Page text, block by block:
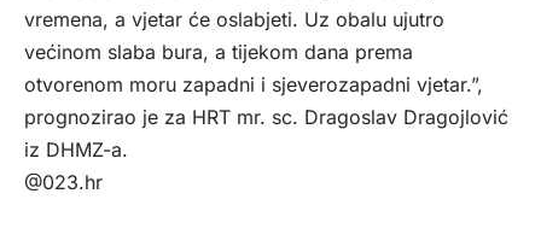
vremena, a vjetar će oslabjeti. Uz obalu ujutro
većinom slaba bura, a tijekom dana prema
otvorenom moru zapadni i sjeverozapadni vjetar.”,
prognozirao je za HRT mr. sc. Dragoslav Dragojlović
iz DHMZ-a.
@023.hr